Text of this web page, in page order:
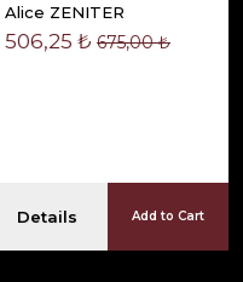
Alice ZENITER
506,25 ₺ 675,00 ₺
Details Add to Cart